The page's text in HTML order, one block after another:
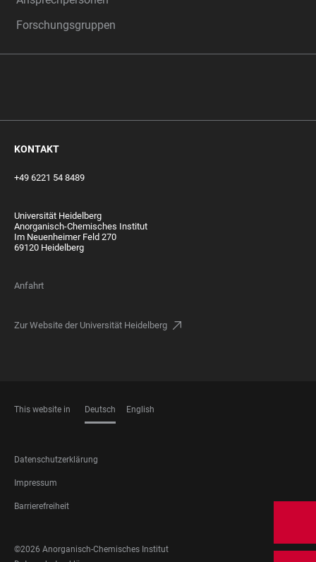
Forschungsgruppen
KONTAKT
+49 6221 54 8489
Universität Heidelberg
Anorganisch-Chemisches Institut
Im Neuenheimer Feld 270
69120 Heidelberg
Anfahrt
Zur Website der Universität Heidelberg
This website in Deutsch English
FOOTER
LEGAL
Datenschutzerklärung
Impressum
Barrierefreiheit
SOCIAL
©2026 Anorganisch-Chemisches Institut